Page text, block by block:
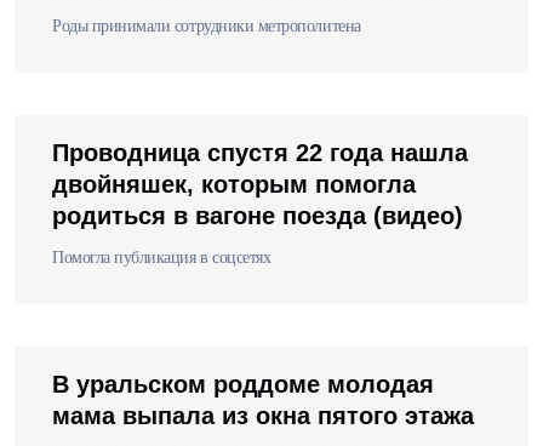
Роды принимали сотрудники метрополитена
Проводница спустя 22 года нашла
двойняшек, которым помогла
родиться в вагоне поезда (видео)
Помогла публикация в соцсетях
В уральском роддоме молодая
мама выпала из окна пятого этажа